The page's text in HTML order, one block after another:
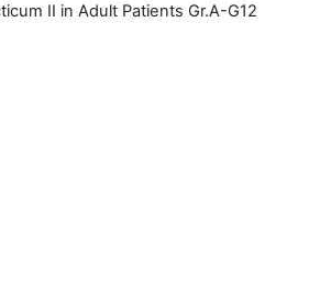
II in Adult Patients Gr.A-G12